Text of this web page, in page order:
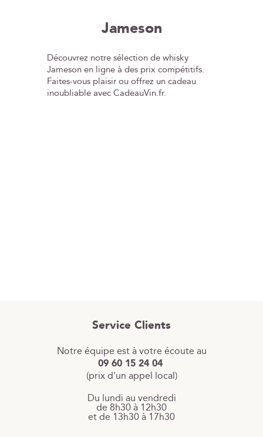
Jameson
Découvrez notre sélection de whisky
Jameson en ligne à des prix compétitifs.
Faites-vous plaisir ou offrez un cadeau
inoubliable avec CadeauVin.fr.
Service Clients
Notre équipe est à votre écoute au
09 60 15 24 04
(prix d'un appel local)
Du lundi au vendredi
de 8h30 à 12h30
et de 13h30 à 17h30